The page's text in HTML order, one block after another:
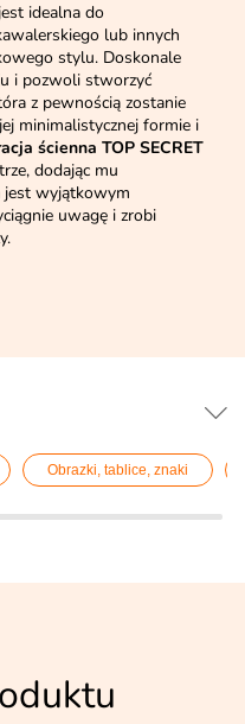
jest idealna do
lub innych
stylu. Doskonale
i pozwoli stworzyć
z pewnością zostanie
minimalistycznej formie i
ścienna TOP SECRET
dodając mu
jest wyjątkowym
uwagę i zrobi
Obrazki, tablice, znaki